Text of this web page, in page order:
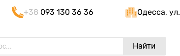
+38 093 130 36 36 Одеcса,
Найти